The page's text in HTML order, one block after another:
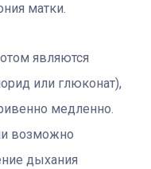
матки.
являются
или глюконат),
медленно.
возможно
дыхания